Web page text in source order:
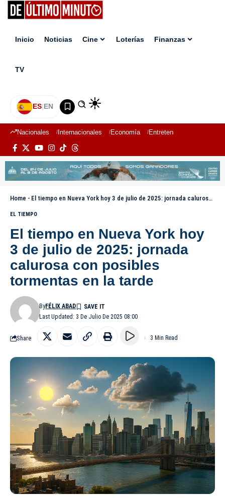
Inicio Noticias Cine Loterías Finanzas
TV
ES|EN
Nacionales Internacionales Economía Entretenimiento
Home - El tiempo en Nueva York hoy 3 de julio de 2025: jornada calurosa con posibles tormentas en la tarde
EL TIEMPO
El tiempo en Nueva York hoy
3 de julio de 2025: jornada
calurosa con posibles
tormentas en la tarde
Last Updated: 3 De Julio De 2025 08:00
ByFÉLIX ABAD
Share 3 Min Read